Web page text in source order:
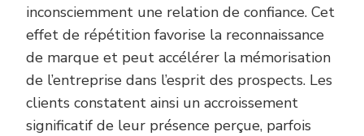
inconsciemment une relation de confiance. Cet
effet de répétition favorise la reconnaissance
de marque et peut accélérer la mémorisation
de l’entreprise dans l’esprit des prospects. Les
clients constatent ainsi un accroissement
significatif de leur présence perçue, parfois